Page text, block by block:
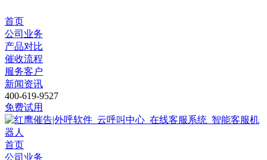
首页
公司业务
产品对比
催收流程
服务客户
新闻资讯
400-619-9527
免费试用
首页
公司业务